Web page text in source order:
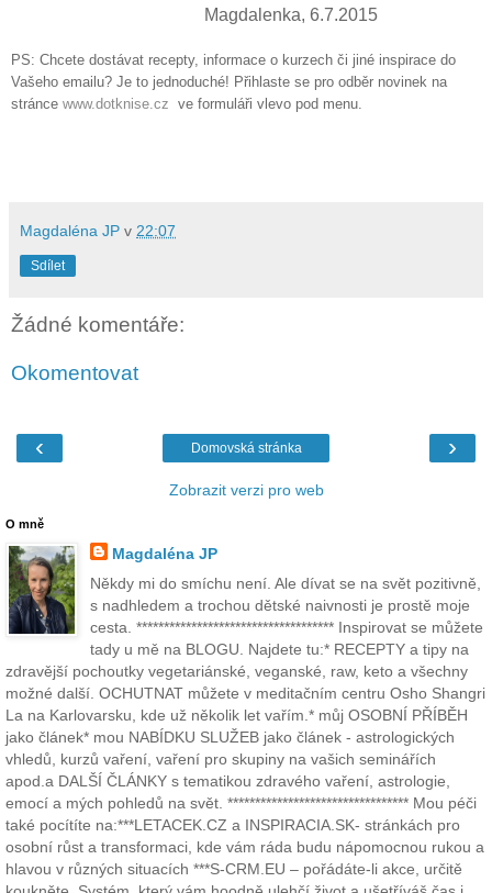
Magdalenka, 6.7.2015
PS: Chcete dostávat recepty, informace o kurzech či jiné inspirace do
Vašeho emailu? Je to jednoduché! Přihlaste se pro odběr novinek na
stránce www.dotknise.cz ve formuláři vlevo pod menu.
Magdaléna JP v 22:07
Sdílet
Žádné komentáře:
Okomentovat
‹ ›
Domovská stránka
Zobrazit verzi pro web
O mně
Magdaléna JP
Někdy mi do smíchu není. Ale dívat se na svět pozitivně,
s nadhledem a trochou dětské naivnosti je prostě moje
cesta. ************************************ Inspirovat se můžete
tady u mě na BLOGU. Najdete tu:* RECEPTY a tipy na
zdravější pochoutky vegetariánské, veganské, raw, keto a všechny
možné další. OCHUTNAT můžete v meditačním centru Osho Shangri
La na Karlovarsku, kde už několik let vařím.* můj OSOBNÍ PŘÍBĚH
jako článek* mou NABÍDKU SLUŽEB jako článek - astrologických
vhledů, kurzů vaření, vaření pro skupiny na vašich seminářích
apod.a DALŠÍ ČLÁNKY s tematikou zdravého vaření, astrologie,
emocí a mých pohledů na svět. ********************************* Mou péči
také pocítíte na:***LETACEK.CZ a INSPIRACIA.SK- stránkách pro
osobní růst a transformaci, kde vám ráda budu nápomocnou rukou a
hlavou v různých situacích ***S-CRM.EU – pořádáte-li akce, určitě